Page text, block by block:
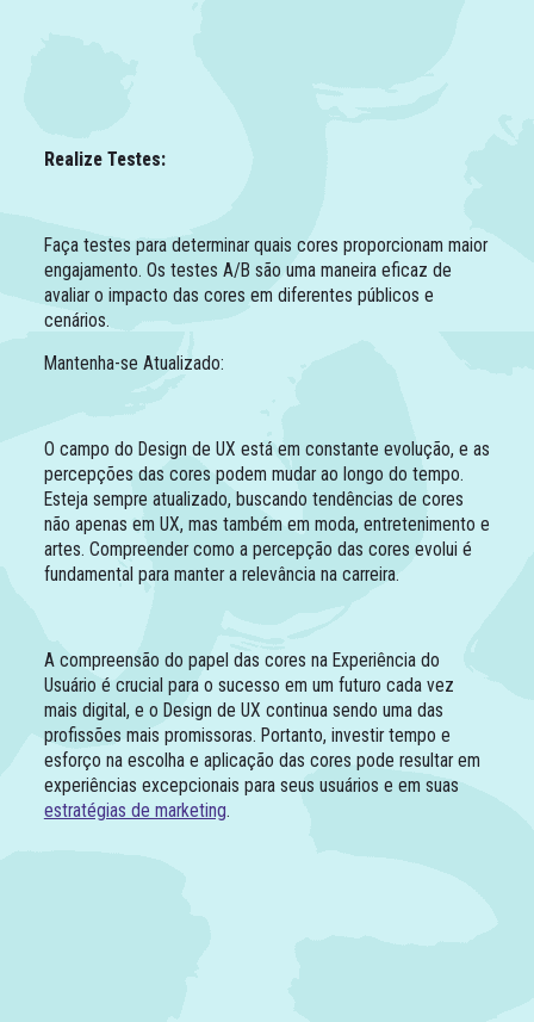
Realize Testes:
Faça testes para determinar quais cores proporcionam maior
engajamento. Os testes A/B são uma maneira eficaz de
avaliar o impacto das cores em diferentes públicos e
cenários.
Mantenha-se Atualizado:
O campo do Design de UX está em constante evolução, e as
percepções das cores podem mudar ao longo do tempo.
Esteja sempre atualizado, buscando tendências de cores
não apenas em UX, mas também em moda, entretenimento e
artes. Compreender como a percepção das cores evolui é
fundamental para manter a relevância na carreira.
A compreensão do papel das cores na Experiência do
Usuário é crucial para o sucesso em um futuro cada vez
mais digital, e o Design de UX continua sendo uma das
profissões mais promissoras. Portanto, investir tempo e
esforço na escolha e aplicação das cores pode resultar em
experiências excepcionais para seus usuários e em suas
estratégias de marketing.